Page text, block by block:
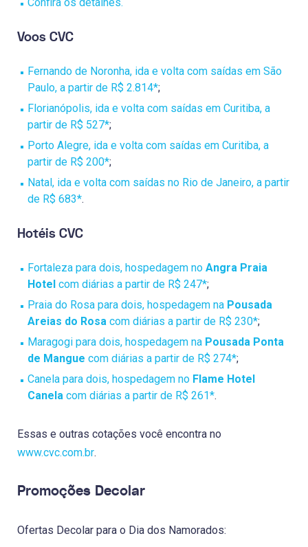
Confira os detalhes.
Voos CVC
Fernando de Noronha, ida e volta com saídas em São
Paulo, a partir de R$ 2.814*;
Florianópolis, ida e volta com saídas em Curitiba, a
partir de R$ 527*;
Porto Alegre, ida e volta com saídas em Curitiba, a
partir de R$ 200*;
Natal, ida e volta com saídas no Rio de Janeiro, a partir
de R$ 683*.
Hotéis CVC
Fortaleza para dois, hospedagem no Angra Praia
Hotel com diárias a partir de R$ 247*;
Praia do Rosa para dois, hospedagem na Pousada
Areias do Rosa com diárias a partir de R$ 230*;
Maragogi para dois, hospedagem na Pousada Ponta
de Mangue com diárias a partir de R$ 274*;
Canela para dois, hospedagem no Flame Hotel
Canela com diárias a partir de R$ 261*.
Essas e outras cotações você encontra no
www.cvc.com.br.
Promoções Decolar
Ofertas Decolar para o Dia dos Namorados: